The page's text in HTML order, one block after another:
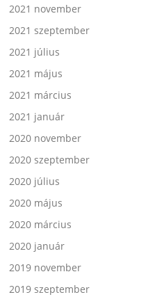
2021 november
2021 szeptember
2021 július
2021 május
2021 március
2021 január
2020 november
2020 szeptember
2020 július
2020 május
2020 március
2020 január
2019 november
2019 szeptember